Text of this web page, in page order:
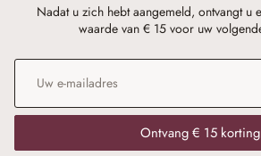
Nadat u zich hebt aangemeld, ontvangt u
waarde van € 15 voor uw
E-mailadres
Ontvang € 15 korting